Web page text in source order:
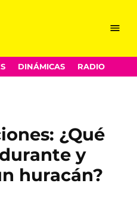
Menu
DINÁMICAS RADIO
¿Qué
y
huracán?